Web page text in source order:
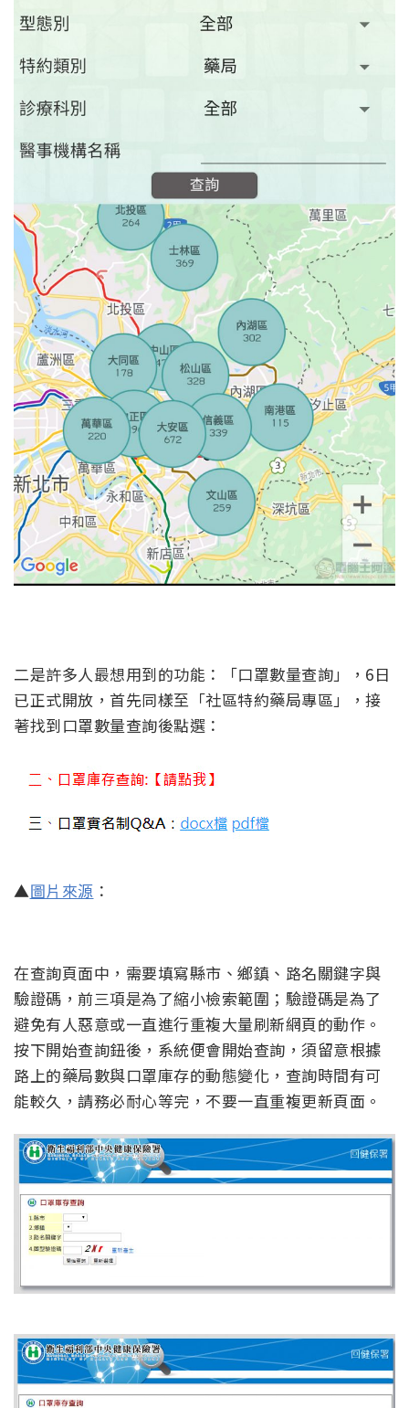
二是許多人最想用到的功能：「口罩數量查詢」，6日
已正式開放，首先同樣至「社區特約藥局專區」，接
著找到口罩數量查詢後點選：
▲圖片來源 ：
在查詢頁面中，需要填寫縣市、鄉鎮、路名關鍵字與
驗證碼，前三項是為了縮小檢索範圍；驗證碼是為了
避免有人惡意或一直進行重複大量刷新網頁的動作。
按下開始查詢鈕後，系統便會開始查詢，須留意根據
路上的藥局數與口罩庫存的動態變化，查詢時間有可
能較久，請務必耐心等完，不要一直重複更新頁面。